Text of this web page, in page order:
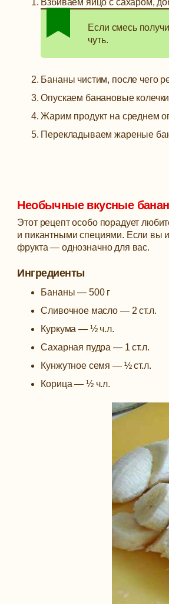
Взбиваем яйцо с сахаром,
Если смесь
чуть.
Бананы чистим, после чего
Опускаем банановые
Жарим продукт на среднем
Перекладываем жареные
Необычные вкусные
Этот рецепт особо порадует
и пикантными специями. Если вы
фрукта — однозначно для вас.
Ингредиенты
Бананы — 500 г
Сливочное масло — 2 ст.л.
Куркума — ½ ч.л.
Сахарная пудра — 1 ст.л.
Кунжутное семя — ½ ст.л.
Корица — ½ ч.л.